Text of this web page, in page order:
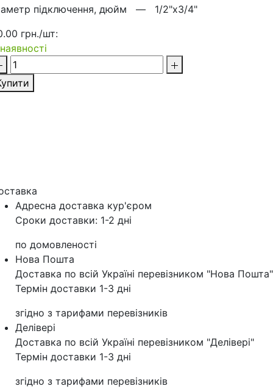
підключення, дюйм — 1/2"х3/4"
грн./шт:
Адресна доставка кур'‎єром
Сроки доставки: 1-2 дні
по домовленості
Нова Пошта
Доставка по всій Україні перевізником "Нова Пошта"
Термін доставки 1-3 дні
згідно з тарифами перевізників
Делівері
Доставка по всій Україні перевізником "Делівері"
Термін доставки 1-3 дні
згідно з тарифами перевізників